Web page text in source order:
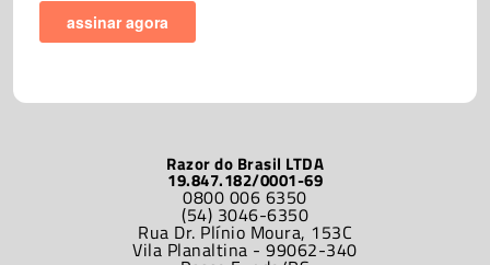
Razor do Brasil LTDA
19.847.182/0001-69
0800 006 6350
(54) 3046-6350
Rua Dr. Plínio Moura, 153C
Vila Planaltina - 99062-340